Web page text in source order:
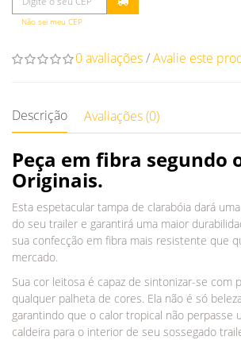
Não sei meu CEP
0 avaliações/Avalie este
Descrição Avaliações (0)
Peça em fibra segundo
Originais.
Esta espetacular tampa de clarabóia dará
do seu trailer e garantirá uma maior
sua confecção em fibra mais resistente que
mercado.
Sua cor leitosa é capaz de sintonizar-se com
qualquer palheta de cores. Ela não é só
garantindo que o calor tropical não perpasse
caldeira para o interior de seu sossegado